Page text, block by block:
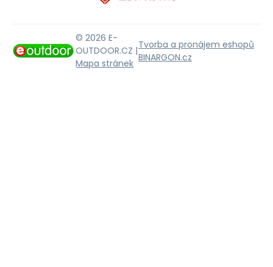
© 2026 E-
OUTDOOR.CZ |
Mapa stránek
Tvorba a pronájem eshopů
BINARGON.cz